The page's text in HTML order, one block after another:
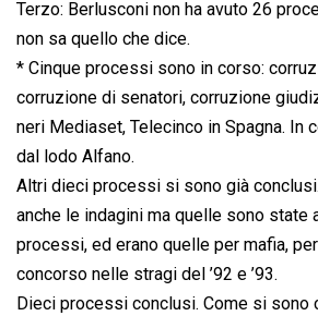
Terzo: Berlusconi non ha avuto 26
non sa quello che dice.
* Cinque processi sono in corso:
corruzione di senatori, corruzione
neri Mediaset, Telecinco in Spagna. In
dal lodo Alfano.
Altri dieci processi si sono già
anche le indagini ma quelle sono state
processi, ed erano quelle per mafia,
concorso nelle stragi del ’92 e ’93.
Dieci processi conclusi. Come si sono